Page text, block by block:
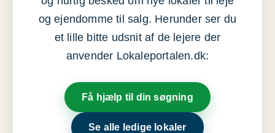
og ejendomme til salg. Herunder ser du
et lille bitte udsnit af de lejere der
anvender Lokaleportalen.dk:
Få hjælp til din søgning
Se alle ledige lokaler